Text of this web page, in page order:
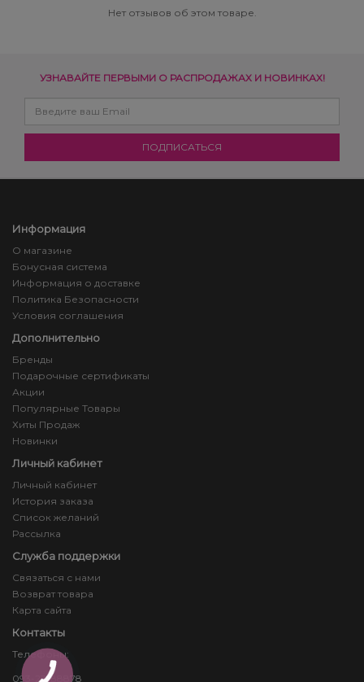
Нет отзывов об этом товаре.
УЗНАВАЙТЕ ПЕРВЫМИ О РАСПРОДАЖАХ И НОВИНКАХ!
Информация
О магазине
Бонусная система
Информация о доставке
Политика Безопасности
Условия соглашения
Дополнительно
Бренды
Подарочные сертификаты
Акции
Популярные Товары
Хиты Продаж
Новинки
Личный кабинет
Личный кабинет
История заказа
Список желаний
Рассылка
Служба поддержки
Связаться с нами
Возврат товара
Карта сайта
Контакты
Телефоны:
093-23-88878
КНОПКА
ЗВ'ЯЗКУ